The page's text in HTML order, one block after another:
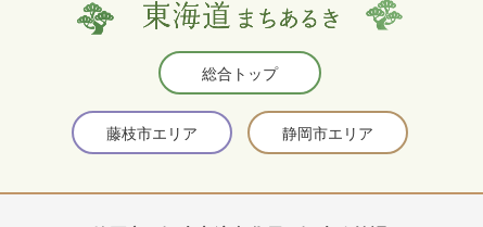
総合トップ
藤枝市エリア 静岡市エリア